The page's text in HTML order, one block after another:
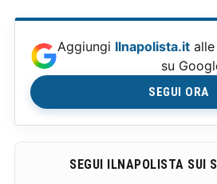
Aggiungi Ilnapolista.it
su
SEGUI ORA
SEGUI ILNAPOLISTA SUI